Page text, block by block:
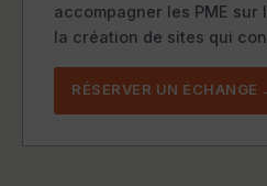
accompagner les PME sur
la création de sites qui
RÉSERVER UN ÉCHANGE